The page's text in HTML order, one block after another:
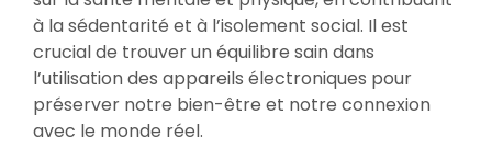
à la sédentarité et à l’isolement social. Il est
crucial de trouver un équilibre sain dans
l’utilisation des appareils électroniques pour
préserver notre bien-être et notre connexion
avec le monde réel.